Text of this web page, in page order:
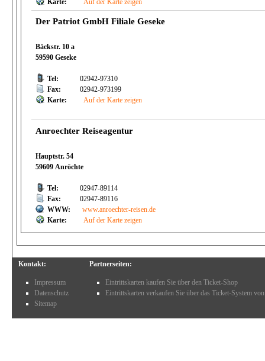
Der Patriot GmbH Filiale Geseke
Bäckstr. 10 a
59590 Geseke
Tel:
02942-97310
Fax:
02942-973199
Karte:
Auf der Karte zeigen
Anroechter Reiseagentur
Hauptstr. 54
59609 Anröchte
Tel:
02947-89114
Fax:
02947-89116
WWW:
www.anroechter-reisen.de
Karte:
Auf der Karte zeigen
Kontakt:
Impressum
Datenschutz
Sitemap
Partnerseiten:
Eintrittskarten kaufen Sie über den Ticket-Shop
Eintrittskarten verkaufen Sie über das Ticket-System